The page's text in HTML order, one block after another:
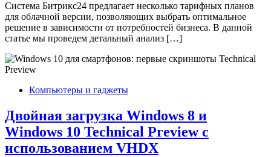
Система Битрикс24 предлагает несколько тарифных планов
для облачной версии, позволяющих выбрать оптимальное
решение в зависимости от потребностей бизнеса. В данной
статье мы проведем детальный анализ […]
Компьютеры и гаджеты
Двойная загрузка Windows 8 и
Windows 10 Technical Preview с
использованием VHDX